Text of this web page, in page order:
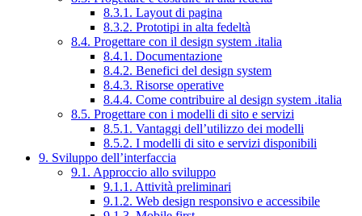
8.3.1. Layout di pagina
8.3.2. Prototipi in alta fedeltà
8.4. Progettare con il design system .italia
8.4.1. Documentazione
8.4.2. Benefici del design system
8.4.3. Risorse operative
8.4.4. Come contribuire al design system .italia
8.5. Progettare con i modelli di sito e servizi
8.5.1. Vantaggi dell’utilizzo dei modelli
8.5.2. I modelli di sito e servizi disponibili
9. Sviluppo dell’interfaccia
9.1. Approccio allo sviluppo
9.1.1. Attività preliminari
9.1.2. Web design responsivo e accessibile